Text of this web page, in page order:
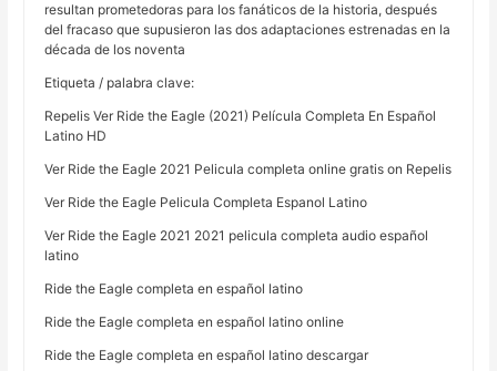
resultan prometedoras para los fanáticos de la historia, después
del fracaso que supusieron las dos adaptaciones estrenadas en la
década de los noventa
Etiqueta / palabra clave:
Repelis Ver Ride the Eagle (2021) Película Completa En Español
Latino HD
Ver Ride the Eagle 2021 Pelicula completa online gratis on Repelis
Ver Ride the Eagle Pelicula Completa Espanol Latino
Ver Ride the Eagle 2021 2021 pelicula completa audio español
latino
Ride the Eagle completa en español latino
Ride the Eagle completa en español latino online
Ride the Eagle completa en español latino descargar